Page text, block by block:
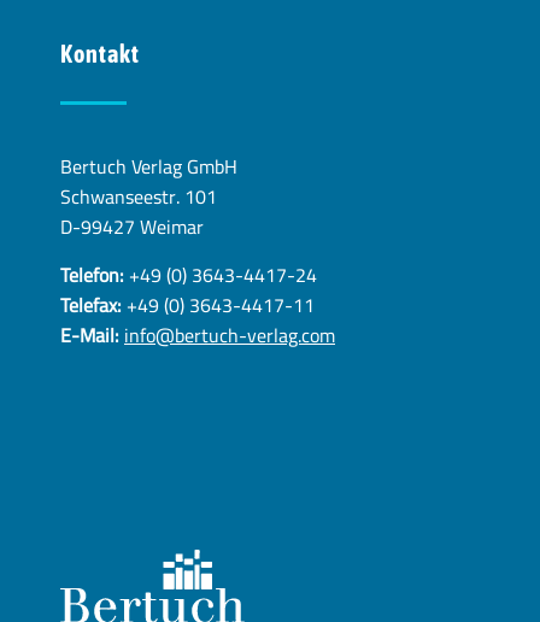
Kontakt
Bertuch Verlag GmbH
Schwanseestr. 101
D-99427 Weimar
Telefon:+49 (0) 3643-4417-24
Telefax:+49 (0) 3643-4417-11
E-Mail:info@bertuch-verlag.com